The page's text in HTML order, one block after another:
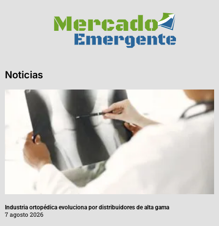
Noticias
Industria ortopédica evoluciona por distribuidores de alta gama
7 agosto 2026